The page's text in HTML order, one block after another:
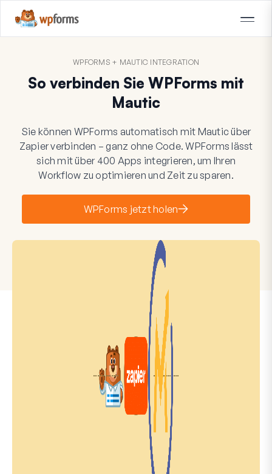
WPFORMS + MAUTIC INTEGRATION
So verbinden Sie WPForms mit
Mautic
Sie können WPForms automatisch mit Mautic über
Zapier verbinden – ganz ohne Code. WPForms lässt
sich mit über 400 Apps integrieren, um Ihren
Workflow zu optimieren und Zeit zu sparen.
WPForms jetzt holen